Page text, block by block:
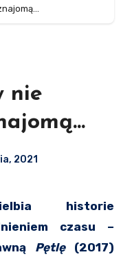
nie
2021
czasu –
Pętlę(2017)